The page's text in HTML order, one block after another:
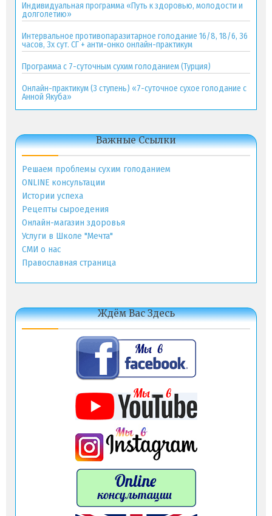
Индивидуальная программа «Путь к здоровью, молодости и
долголетию»
Интервальное противопаразитарное голодание 16/8, 18/6, 36
часов, 3х сут. СГ + анти-онко онлайн-практикум
Программа с 7-суточным сухим голоданием (Турция)
Онлайн-практикум (3 ступень) «7-суточное сухое голодание с
Анной Якуба»
Важные Ссылки
Решаем проблемы сухим голоданием
ONLINE консультации
Истории успеха
Рецепты сыроедения
Онлайн-магазин здоровья
Услуги в Школе "Мечта"
СМИ о нас
Православная страница
Ждём Вас Здесь